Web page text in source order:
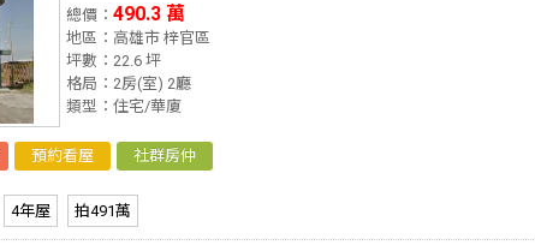
總價： 490.3 萬
地區：高雄市 梓官區
坪數：22.6 坪
格局：2房(室) 2廳
類型：住宅/華廈
預約看屋 社群房仲
4年屋 拍491萬